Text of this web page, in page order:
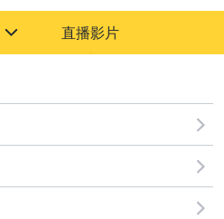
直播影片